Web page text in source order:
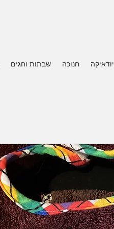
שבתות וחגים חנוכה יודאיקה